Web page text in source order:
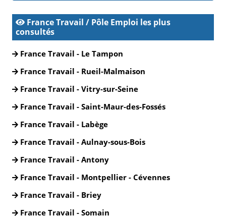
France Travail / Pôle Emploi les plus
consultés
France Travail - Le Tampon
France Travail - Rueil-Malmaison
France Travail - Vitry-sur-Seine
France Travail - Saint-Maur-des-Fossés
France Travail - Labège
France Travail - Aulnay-sous-Bois
France Travail - Antony
France Travail - Montpellier - Cévennes
France Travail - Briey
France Travail - Somain